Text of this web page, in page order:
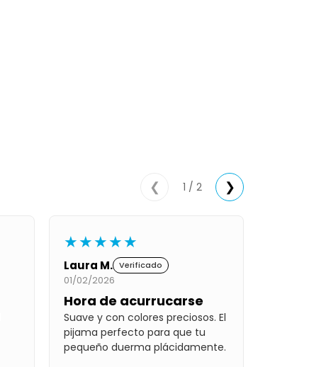
❮ 1 / 2 ❯
★★★★★
Laura M. Verificado
01/02/2026
Hora de acurrucarse
Suave y con colores preciosos. El
pijama perfecto para que tu
pequeño duerma plácidamente.